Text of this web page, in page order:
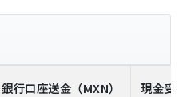
銀行口座送金 （MXN） 現金受